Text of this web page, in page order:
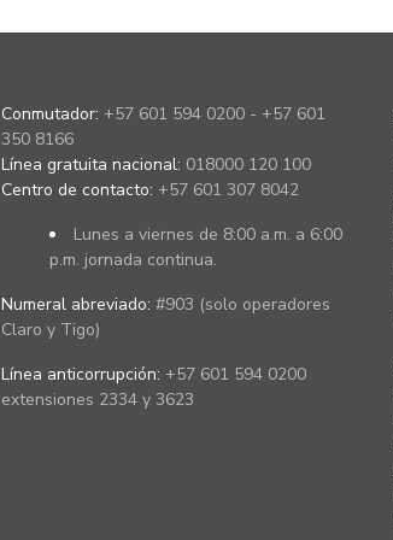
Conmutador: +57 601 594 0200 - +57 601
350 8166
Línea gratuita nacional: 018000 120 100
Centro de contacto: +57 601 307 8042
Lunes a viernes de 8:00 a.m. a 6:00
p.m. jornada continua.
Numeral abreviado: #903 (solo operadores
Claro y Tigo)
Línea anticorrupción: +57 601 594 0200
extensiones 2334 y 3623